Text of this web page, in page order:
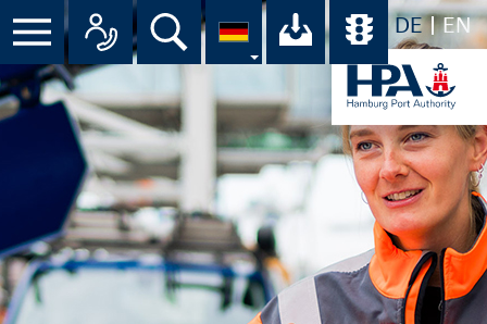
DE EN
Suche Ihr Download-